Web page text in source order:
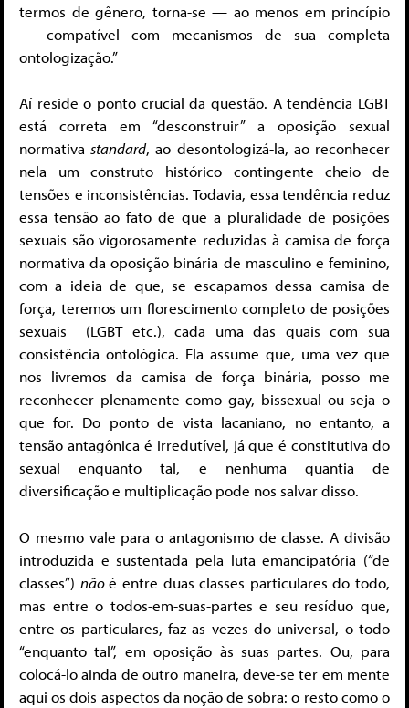
termos de gênero, torna-se — ao menos em princípio
— compatível com mecanismos de sua completa
ontologização.”
Aí reside o ponto crucial da questão. A tendência LGBT
está correta em “desconstruir” a oposição sexual
normativastandard, ao desontologizá-la, ao reconhecer
nela um construto histórico contingente cheio de
tensões e inconsistências. Todavia, essa tendência reduz
essa tensão ao fato de que a pluralidade de posições
sexuais são vigorosamente reduzidas à camisa de força
normativa da oposição binária de masculino e feminino,
com a ideia de que, se escapamos dessa camisa de
força, teremos um florescimento completo de posições
sexuais (LGBT etc.), cada uma das quais com sua
consistência ontológica. Ela assume que, uma vez que
nos livremos da camisa de força binária, posso me
reconhecer plenamente como gay, bissexual ou seja o
que for. Do ponto de vista lacaniano, no entanto, a
tensão antagônica é irredutível, já que é constitutiva do
sexual enquanto tal, e nenhuma quantia de
diversificação e multiplicação pode nos salvar disso.
O mesmo vale para o antagonismo de classe. A divisão
introduzida e sustentada pela luta emancipatória (“de
classes”) nãoé entre duas classes particulares do todo,
mas entre o todos-em-suas-partes e seu resíduo que,
entre os particulares, faz as vezes do universal, o todo
“enquanto tal”, em oposição às suas partes. Ou, para
colocá-lo ainda de outro maneira, deve-se ter em mente
aqui os dois aspectos da noção de sobra: o resto como o